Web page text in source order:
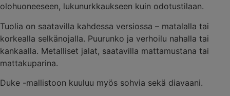
olohuoneeseen, lukunurkkaukseen kuin odotustilaan.
Tuolia on saatavilla kahdessa versiossa – matalalla tai
korkealla selkänojalla. Puurunko ja verhoilu nahalla tai
kankaalla. Metalliset jalat, saatavilla mattamustana tai
mattakuparina.
Duke -mallistoon kuuluu myös sohvia sekä diavaani.